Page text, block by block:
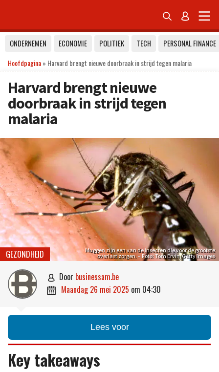
 
ONDERNEMEN ECONOMIE POLITIEK TECH
PERSONAL FINANCE
Hoofdpagina» Harvard brengt nieuwe doorbraak in strijd tegen malaria
Harvard brengt nieuwe
doorbraak in strijd tegen
malaria
Muggen zijn een van de insecten die voor de grootste
overlast zorgen. – Foto: Tom Ervin/Getty Images
GEZONDHEID
 door businessam.be
 maandag 26 mei 2025 om 04:30
Lees voor
Key takeaways